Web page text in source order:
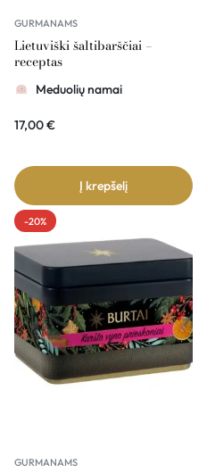
GURMANAMS
Lietuviški šaltibarščiai –
receptas
Meduolių namai
17,00€
Į krepšelį
-20%
GURMANAMS